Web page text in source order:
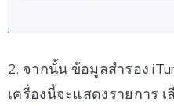
2. จากนั้น ข้อมูลสำรอง
เครื่องนี้จะแสดงรายการ